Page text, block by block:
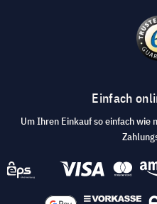
Einfach
Um Ihren Einkauf so einfach wie